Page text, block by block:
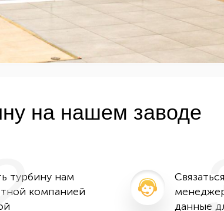
на нашем заводе
турбину нам
компанией
данные